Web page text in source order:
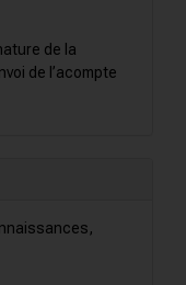
de la
de l’acompte